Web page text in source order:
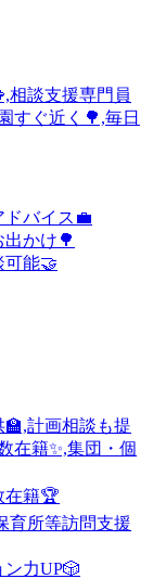
相談支援専門員
すぐ近く🌳,毎日
ドバイス💼
出かけ🌳
可能🤝
計画相談も提
在籍✨,集団・個
在籍🏆
育所等訪問支援
ン力UP🎲